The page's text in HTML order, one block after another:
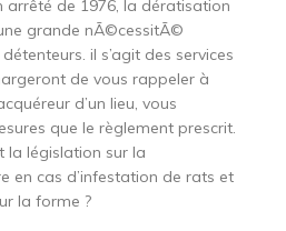
arrêté de 1976, la dératisation
grande nÃ©cessitÃ©
il s’agit des services
de vous rappeler à
d’un lieu, vous
que le règlement prescrit.
la législation sur la
en cas d’infestation de rats et
la forme ?